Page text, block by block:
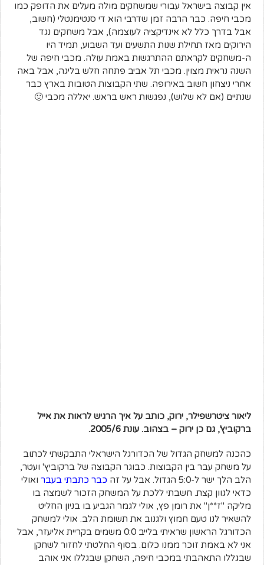
אין קבוצה בישראל עבורי שמשחקים מולה מעלים את הדופק כמו
מכבי חיפה. כבר הרבה זמן שדרבי הוא די סנטימנטלי (חשוב,
אבל בדרך כלל לא אינדיקציה לעוצמה), אבל משחקים נגד
הירוקים מאז תחילת שנות התשעים ועד השבוע, תמיד היו
ה-משחקים לקראתם ההתרגשות באמת עולה. מכבי חיפה של
השנה נראית מצוין. מכבי תל אביב פתחה חלש בליגה, אבל באה
אחרי ניצחון חשוב באירופה. שתי הקבוצות הטובות בארץ כבר
שנתיים (אם לא שלוש), נפגשות ראש בראש. יאללה מכבי 🙂
ליאור ציטרשפילר, ירוק, כותב על איך הרגיש לראות את אייל
ברקוביץ', גם כן ירוק – בצהוב. עונת 2005/6.
כהכנה למשחק הגדול של הכדורגל הישראלי התבקשתי לכתוב
על משחק עבר בין הקבוצות. כבוגר הקבוצה של ברקוביץ' ועטר,
הלב הלך ישר ל-5:0 הגדול. אבל על זה
כבר כתבתי בעבר ואולי
כדאי לגוון קצת. חשבתי ללכת על המשחק הזכור לשמצה בו
מליקה "ז**ן" את רומן פץ, אולי לגמר הגביע בו בניון החליט
להשאיר לנו טעם חמוץ ולגנוב את תשומת הלב. אולי למשחק
הכדורגל הראשון שראיתי בלייב 0:0 משמים בקריית אליעזר, אבל
אני לא באמת זוכר ממנו כלום. בסוף החלטתי לחזור לשחקן
שבגללו התאהבתי במכבי חיפה, השחקן שבגללו אני אוהב